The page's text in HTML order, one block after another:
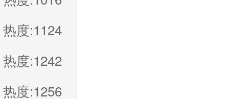
热度:1124
热度:1242
热度:1256